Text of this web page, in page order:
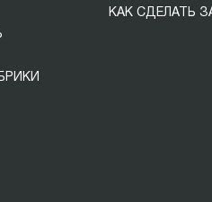
КАК СДЕЛАТЬ